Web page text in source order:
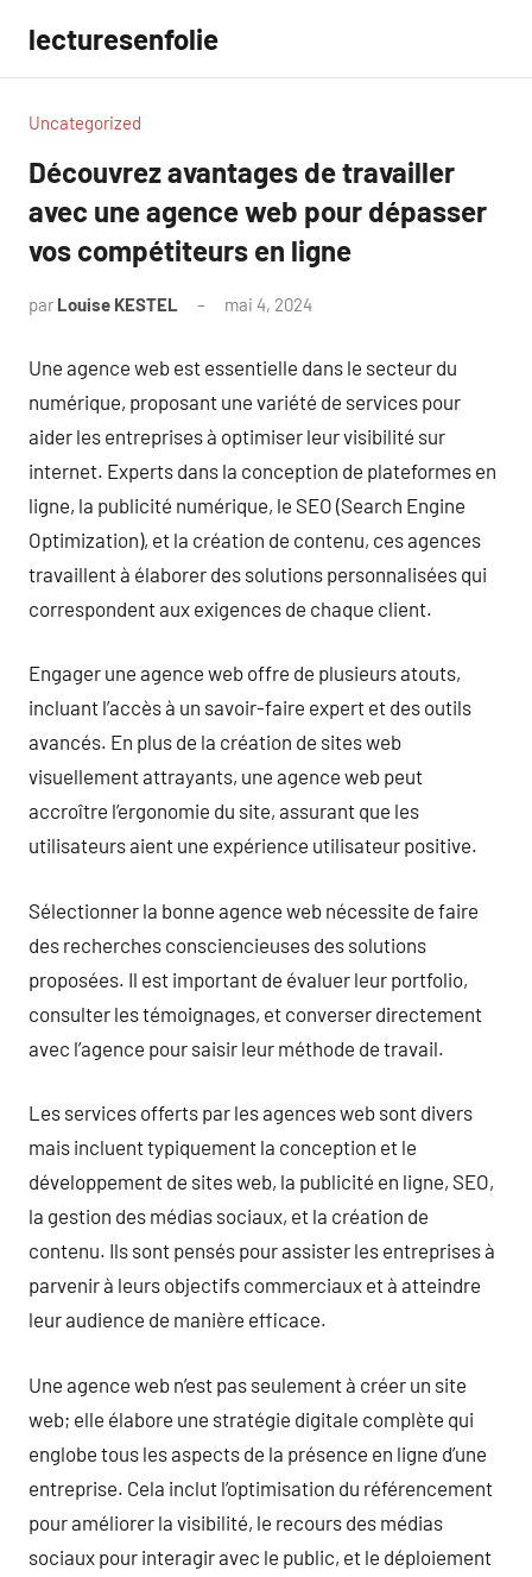
contenu
lecturesenfolie
Uncategorized
Découvrez avantages de travailler
avec une agence web pour dépasser
vos compétiteurs en ligne
par Louise KESTEL mai 4, 2024
Une agence web est essentielle dans le secteur du
numérique, proposant une variété de services pour
aider les entreprises à optimiser leur visibilité sur
internet. Experts dans la conception de plateformes en
ligne, la publicité numérique, le SEO (Search Engine
Optimization), et la création de contenu, ces agences
travaillent à élaborer des solutions personnalisées qui
correspondent aux exigences de chaque client.
Engager une agence web offre de plusieurs atouts,
incluant l’accès à un savoir-faire expert et des outils
avancés. En plus de la création de sites web
visuellement attrayants, une agence web peut
accroître l’ergonomie du site, assurant que les
utilisateurs aient une expérience utilisateur positive.
Sélectionner la bonne agence web nécessite de faire
des recherches consciencieuses des solutions
proposées. Il est important de évaluer leur portfolio,
consulter les témoignages, et converser directement
avec l’agence pour saisir leur méthode de travail.
Les services offerts par les agences web sont divers
mais incluent typiquement la conception et le
développement de sites web, la publicité en ligne, SEO,
la gestion des médias sociaux, et la création de
contenu. Ils sont pensés pour assister les entreprises à
parvenir à leurs objectifs commerciaux et à atteindre
leur audience de manière efficace.
Une agence web n’est pas seulement à créer un site
web; elle élabore une stratégie digitale complète qui
englobe tous les aspects de la présence en ligne d’une
entreprise. Cela inclut l’optimisation du référencement
pour améliorer la visibilité, le recours des médias
sociaux pour interagir avec le public, et le déploiement